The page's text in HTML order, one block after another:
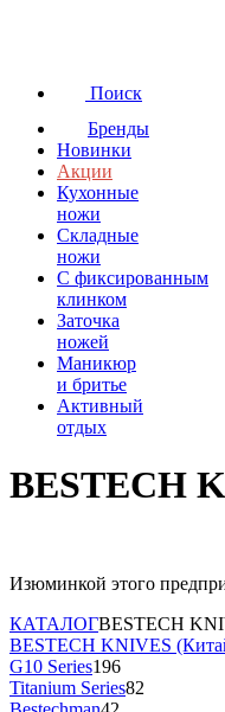
Поиск
Бренды
Новинки
Акции
Кухонные
ножи
Складные
ножи
C фиксированным
клинком
Заточка
ножей
Маникюр
и бритье
Активный
отдых
BESTECH
Изюминкой этого
КАТАЛОГBESTECH
BESTECH KNIVES
G10 Series196
Titanium Series82